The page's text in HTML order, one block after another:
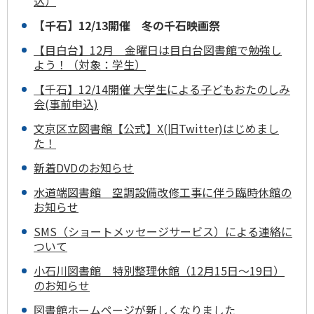
【千石】12/13開催 冬の千石映画祭
【目白台】12月 金曜日は目白台図書館で勉強し
よう！（対象：学生）
【千石】12/14開催 大学生による子どもおたのしみ
会(事前申込)
文京区立図書館【公式】X(旧Twitter)はじめまし
た！
新着DVDのお知らせ
水道端図書館 空調設備改修工事に伴う臨時休館の
お知らせ
SMS（ショートメッセージサービス）による連絡に
ついて
小石川図書館 特別整理休館（12月15日～19日）
のお知らせ
図書館ホームページが新しくなりました